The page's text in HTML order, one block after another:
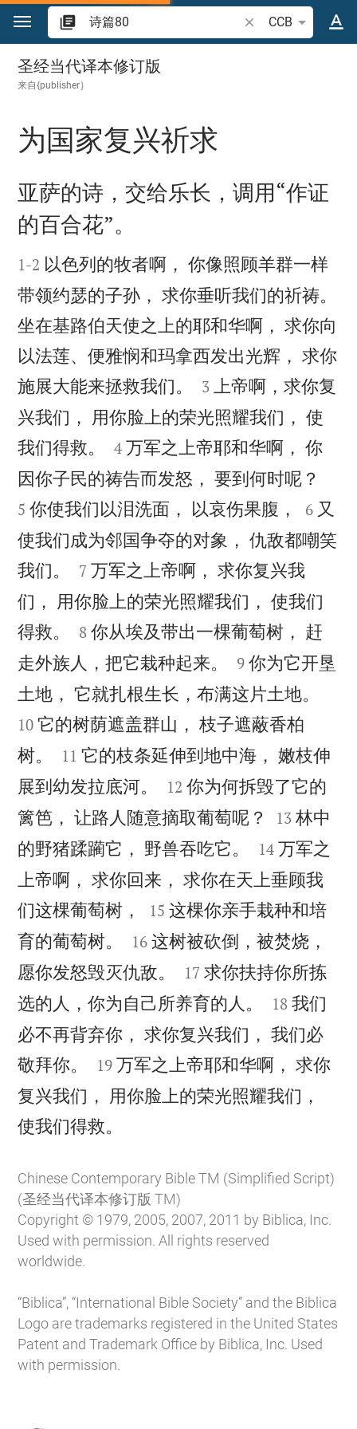
跳转到内容
搜索圣经经文或单词
CCB
诗篇 80
圣经当代译本修订版
来自{publisher｝

为国家复兴祈求

亚萨的诗，交给乐长，调用“作证
的百合花”。

1-2 以色列的牧者啊， 你像照顾羊群一样
带领约瑟的子孙， 求你垂听我们的祈祷。
坐在基路伯天使之上的耶和华啊， 求你向
以法莲、便雅悯和玛拿西发出光辉， 求你
施展大能来拯救我们。


3 上帝啊，求你复
兴我们， 用你脸上的荣光照耀我们， 使
我们得救。


4 万军之上帝耶和华啊， 你
因你子民的祷告而发怒， 要到何时呢？
5 你使我们以泪洗面， 以哀伤果腹， 

6 又
使我们成为邻国争夺的对象， 仇敌都嘲笑
我们。


7 万军之上帝啊， 求你复兴我
们， 用你脸上的荣光照耀我们， 使我们
得救。


8 你从埃及带出一棵葡萄树， 赶
走外族人，把它栽种起来。


9 你为它开垦
土地， 它就扎根生长，布满这片土地。
10 它的树荫遮盖群山， 枝子遮蔽香柏
树。


11 它的枝条延伸到地中海， 嫩枝伸
展到幼发拉底河。


12 你为何拆毁了它的
篱笆， 让路人随意摘取葡萄呢？


13 林中
的野猪蹂躏它， 野兽吞吃它。


14 万军之
上帝啊， 求你回来， 求你在天上垂顾我
们这棵葡萄树，


15 这棵你亲手栽种和培
育的葡萄树。


16 这树被砍倒，被焚烧，
愿你发怒毁灭仇敌。


17 求你扶持你所拣
选的人，你为自己所养育的人。


18 我们
必不再背弃你， 求你复兴我们， 我们必
敬拜你。


19 万军之上帝耶和华啊， 求你
复兴我们， 用你脸上的荣光照耀我们，
使我们得救。
Chinese Contemporary Bible TM (Simplified Script)
(圣经当代译本修订版 TM)
Copyright © 1979, 2005, 2007, 2011 by Biblica, Inc.
Used with permission. All rights reserved
worldwide.
“Biblica”, “International Bible Society” and the Biblica
Logo are trademarks registered in the United States
Patent and Trademark Office by Biblica, Inc. Used
with permission.